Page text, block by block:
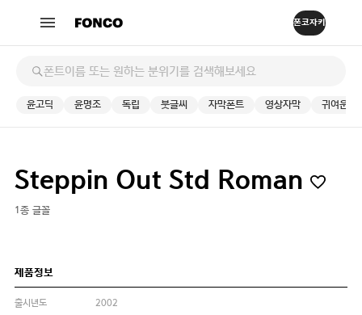
윤고딕 윤명조 독립 붓글씨 자막폰트 영상자막 귀여운
Steppin Out Std Roman
1종 글꼴
제품정보
출시년도
2002